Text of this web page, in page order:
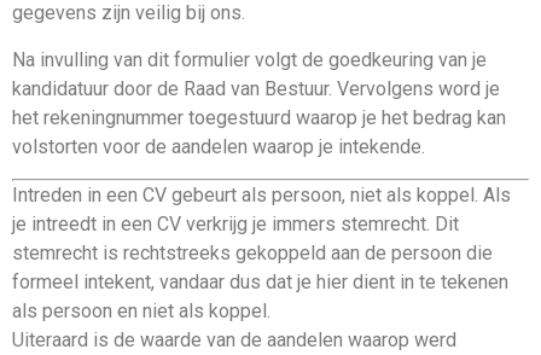
gegevens zijn veilig bij ons.
Na invulling van dit formulier volgt de goedkeuring van je
kandidatuur door de Raad van Bestuur. Vervolgens word je
het rekeningnummer toegestuurd waarop je het bedrag kan
volstorten voor de aandelen waarop je intekende.
Intreden in een CV gebeurt als persoon, niet als koppel. Als
je intreedt in een CV verkrijg je immers stemrecht. Dit
stemrecht is rechtstreeks gekoppeld aan de persoon die
formeel intekent, vandaar dus dat je hier dient in te tekenen
als persoon en niet als koppel.
Uiteraard is de waarde van de aandelen waarop werd